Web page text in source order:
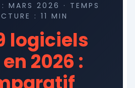
MARS 2026 · TEMPS
: 11 MIN
logiciels
2026 :